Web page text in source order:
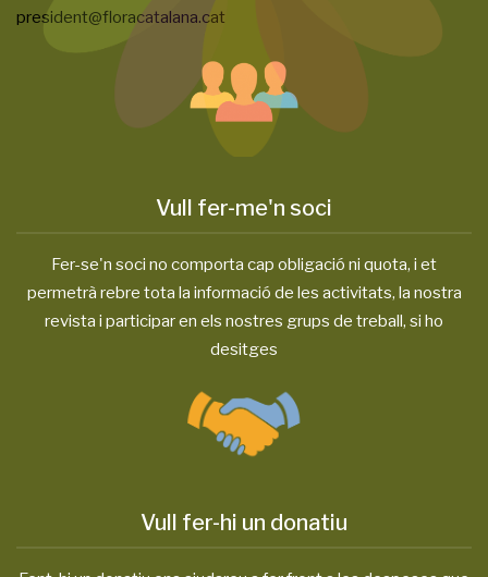
president@floracatalana.cat
Vull fer-me'n soci
Fer-se'n soci no comporta cap obligació ni quota, i et
permetrà rebre tota la informació de les activitats, la nostra
revista i participar en els nostres grups de treball, si ho
desitges
Vull fer-hi un donatiu